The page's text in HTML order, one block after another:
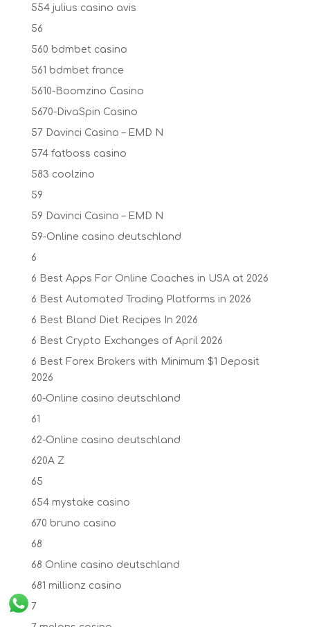
554 julius casino avis
56
560 bdmbet casino
561 bdmbet france
5610-Boomzino Casino
5670-DivaSpin Casino
57 Davinci Casino – EMD N
574 fatboss casino
583 coolzino
59
59 Davinci Casino – EMD N
59-Online casino deutschland
6
6 Best Apps For Online Coaches in USA at 2026
6 Best Automated Trading Platforms in 2026
6 Best Bland Diet Recipes In 2026
6 Best Crypto Exchanges of April 2026
6 Best Forex Brokers with Minimum $1 Deposit ️
2026
60-Online casino deutschland
61
62-Online casino deutschland
620A Z
65
654 mystake casino
670 bruno casino
68
68 Online casino deutschland
681 millionz casino
7